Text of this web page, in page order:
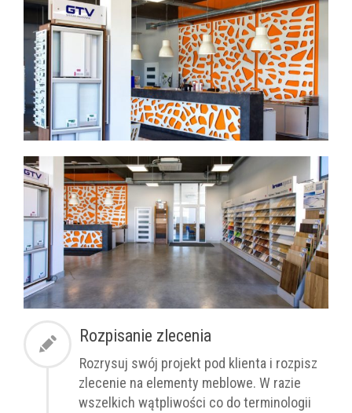
Rozpisanie zlecenia
Rozrysuj swój projekt pod klienta i rozpisz
zlecenie na elementy meblowe. W razie
wszelkich wątpliwości co do terminologii